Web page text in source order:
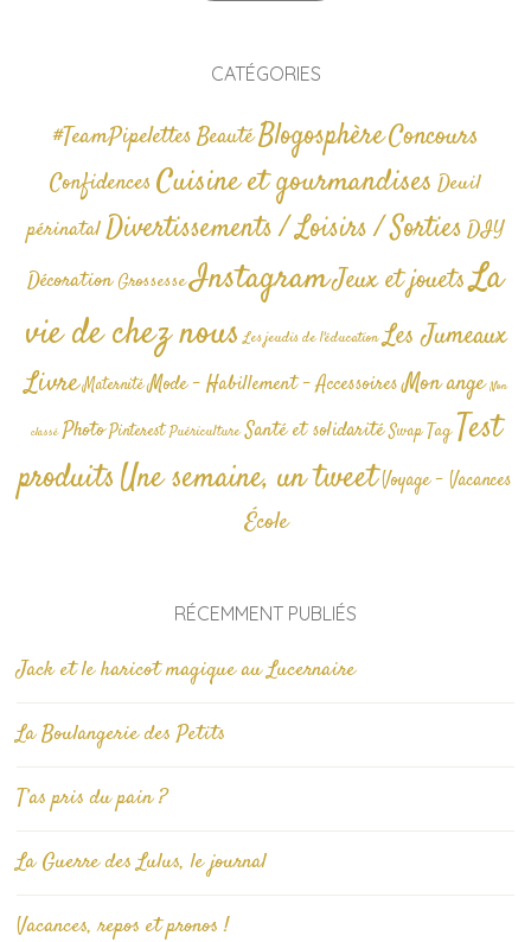
CATÉGORIES
#TeamPipelettesBeautéBlogosphèreConcours
Confidences Cuisine et gourmandises Deuil
périnatalDivertissements / Loisirs / SortiesDIY
Décoration GrossesseInstagramJeux et jouetsLa
vie de chez nous Les jeudis de l'éducation Les Jumeaux
Livre Maternité Mode - Habillement - AccessoiresMon ange Non
classé Photo Pinterest Puériculture Santé et solidarité Swap TagTest
produitsUne semaine, un tweetVoyage - Vacances
École
RÉCEMMENT PUBLIÉS
Jack et le haricot magique au Lucernaire
La Boulangerie des Petits
T’as pris du pain ?
La Guerre des Lulus, le journal
Vacances, repos et pronos !